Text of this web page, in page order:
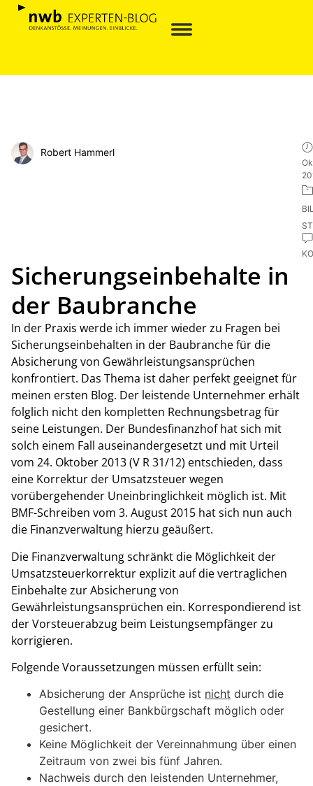
Robert Hammerl
Sicherungseinbehalte in
der Baubranche
In der Praxis werde ich immer wieder zu Fragen bei
Sicherungseinbehalten in der Baubranche für die
Absicherung von Gewährleistungsansprüchen
konfrontiert. Das Thema ist daher perfekt geeignet für
meinen ersten Blog. Der leistende Unternehmer erhält
folglich nicht den kompletten Rechnungsbetrag für
seine Leistungen. Der Bundesfinanzhof hat sich mit
solch einem Fall auseinandergesetzt und mit Urteil
vom 24. Oktober 2013 (V R 31/12) entschieden, dass
eine Korrektur der Umsatzsteuer wegen
vorübergehender Uneinbringlichkeit möglich ist. Mit
BMF-Schreiben vom 3. August 2015 hat sich nun auch
die Finanzverwaltung hierzu geäußert.
Die Finanzverwaltung schränkt die Möglichkeit der
Umsatzsteuerkorrektur explizit auf die vertraglichen
Einbehalte zur Absicherung von
Gewährleistungsansprüchen ein. Korrespondierend ist
der Vorsteuerabzug beim Leistungsempfänger zu
korrigieren.
Folgende Voraussetzungen müssen erfüllt sein:
Absicherung der Ansprüche ist nicht durch die
Gestellung einer Bankbürgschaft möglich oder
gesichert.
Keine Möglichkeit der Vereinnahmung über einen
Zeitraum von zwei bis fünf Jahren.
Nachweis durch den leistenden Unternehmer,